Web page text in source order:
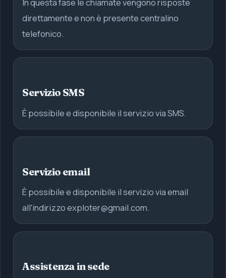
direttamente e non è presente centralino
telefonico.
Servizio SMS
È possibile e disponibile il servizio via SMS.
Servizio email
È possibile e disponibile il servizio via email
all'indirizzoexploter@gmail.com.
Assistenza in sede